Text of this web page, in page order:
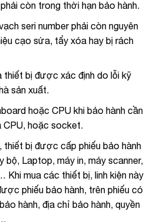
còn trong thời hạn bảo hành.
seri number phải còn nguyên
cạo sửa, tẩy xóa hay bị rách
thiết bị được xác định do lỗi kỹ
sản xuất.
hoặc CPU khi bảo hành cần
CPU, hoặc socket.
thiết bị được cấp phiếu bảo hành
bộ, Laptop, máy in, máy scanner,
Khi mua các thiết bị, linh kiện này
phiếu bảo hành, trên phiếu có
hành, địa chỉ bảo hành, quyền